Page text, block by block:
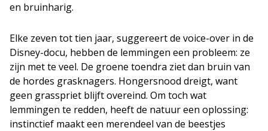
en bruinharig.
Elke zeven tot tien jaar, suggereert de voice-over in de
Disney-docu, hebben de lemmingen een probleem: ze
zijn met te veel. De groene toendra ziet dan bruin van
de hordes grasknagers. Hongersnood dreigt, want
geen grasspriet blijft overeind. Om toch wat
lemmingen te redden, heeft de natuur een oplossing:
instinctief maakt een merendeel van de beestjes